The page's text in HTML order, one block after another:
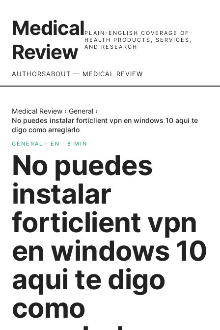
Medical
Review
PLAIN-ENGLISH COVERAGE OF
HEALTH PRODUCTS, SERVICES,
AND RESEARCH
AUTHORSABOUT — MEDICAL REVIEW
Medical Review › General ›
No puedes instalar forticlient vpn en windows 10 aqui te
digo como arreglarlo
GENERAL · EN · 8 MIN
No puedes
instalar
forticlient vpn
en windows 10
aqui te digo
como